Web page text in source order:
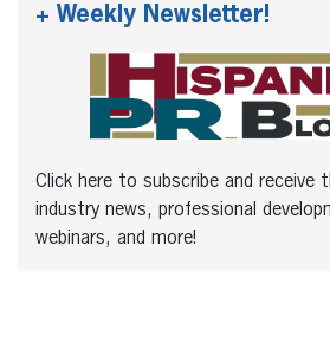
+ Weekly Newsletter!
Click here to subscribe and receive
industry news, professional
webinars, and more!